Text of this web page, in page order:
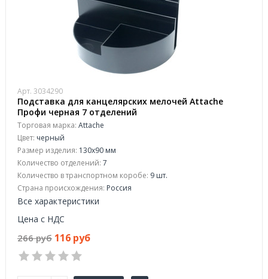
Арт. 3034290
Подставка для канцелярских мелочей Attache
Профи черная 7 отделений
Торговая марка: Attache
Цвет: черный
Размер изделия: 130x90 мм
Количество отделений: 7
Количество в транспортном коробе: 9 шт.
Страна происхождения: Россия
Все характеристики
Цена с НДС
266 руб 116 руб